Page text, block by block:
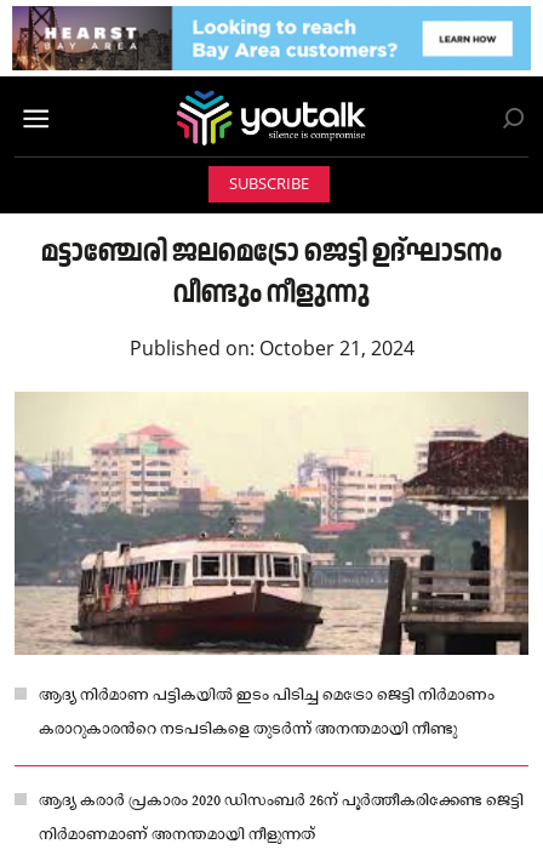
SUBSCRIBE
മട്ടാഞ്ചേരി ജലമെട്രോ ജെട്ടി ഉദ്ഘാടനം
വീണ്ടും നീളുന്നു
Published on: October 21, 2024
ആദ്യ നിർമാണ പട്ടികയില്‍ ഇടം പിടിച്ച മെട്രോ ജെട്ടി നിർമാണം
കരാറുകാരന്‍റെ നടപടികളെ തുടർന്ന് അനന്തമായി നീണ്ടു
ആദ്യ കരാർ പ്രകാരം 2020 ഡിസംബർ 26ന് പൂർത്തീകരിക്കേണ്ട ജെട്ടി
നിർമാണമാണ് അനന്തമായി നീളുന്നത്